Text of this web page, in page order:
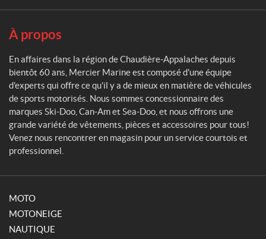
n
e
À propos
En affaires dans la région de Chaudière-Appalaches depuis
bientôt 60 ans, Mercier Marine est composé d'une équipe
d'experts qui offre ce qu'il y a de mieux en matière de véhicules
de sports motorisés. Nous sommes concessionnaire des
marques Ski-Doo, Can-Am et Sea-Doo, et nous offrons une
grande variété de vêtements, pièces et accessoires pour tous!
Venez nous rencontrer en magasin pour un service courtois et
professionnel.
MOTO
MOTONEIGE
NAUTIQUE